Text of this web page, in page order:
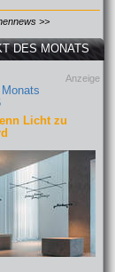
>>
DES MONATS
Anzeige
Licht zu